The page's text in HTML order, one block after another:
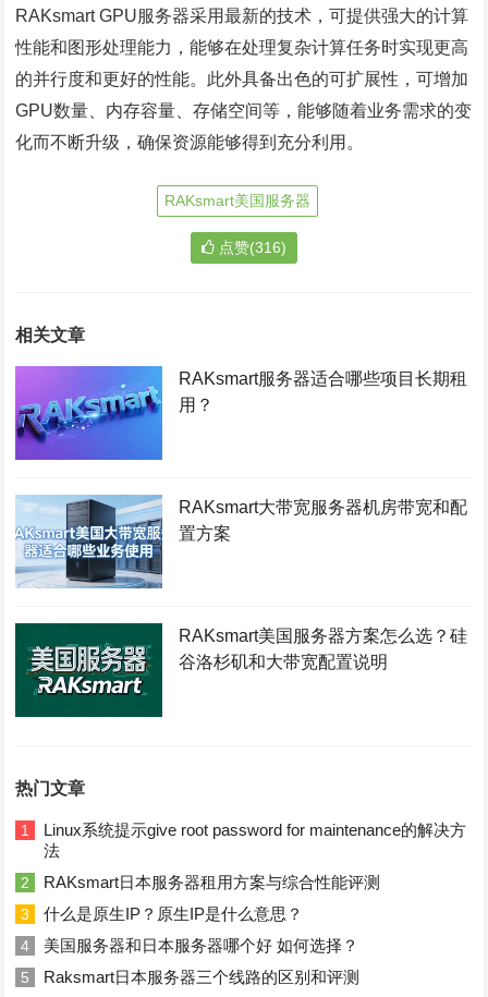
RAKsmart GPU服务器采用最新的技术，可提供强大的计算
性能和图形处理能力，能够在处理复杂计算任务时实现更高
的并行度和更好的性能。此外具备出色的可扩展性，可增加
GPU数量、内存容量、存储空间等，能够随着业务需求的变
化而不断升级，确保资源能够得到充分利用。
RAKsmart美国服务器
点赞(316)
相关文章
RAKsmart服务器适合哪些项目长期租
用？
RAKsmart大带宽服务器机房带宽和配
置方案
RAKsmart美国服务器方案怎么选？硅
谷洛杉矶和大带宽配置说明
热门文章
1
Linux系统提示give root password for maintenance的解决方
法
2 RAKsmart日本服务器租用方案与综合性能评测
3 什么是原生IP？原生IP是什么意思？
4 美国服务器和日本服务器哪个好 如何选择？
5 Raksmart日本服务器三个线路的区别和评测